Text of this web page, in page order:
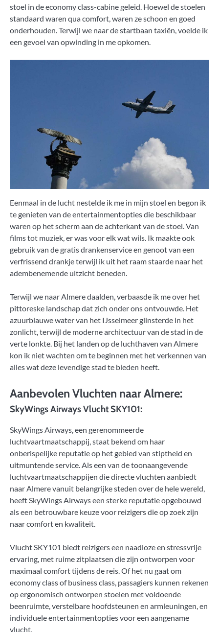
stoel in de economy class-cabine geleid. Hoewel de stoelen
standaard waren qua comfort, waren ze schoon en goed
onderhouden. Terwijl we naar de startbaan taxiën, voelde ik
een gevoel van opwinding in me opkomen.
Eenmaal in de lucht nestelde ik me in mijn stoel en begon ik
te genieten van de entertainmentopties die beschikbaar
waren op het scherm aan de achterkant van de stoel. Van
films tot muziek, er was voor elk wat wils. Ik maakte ook
gebruik van de gratis drankenservice en genoot van een
verfrissend drankje terwijl ik uit het raam staarde naar het
adembenemende uitzicht beneden.
Terwijl we naar Almere daalden, verbaasde ik me over het
pittoreske landschap dat zich onder ons ontvouwde. Het
azuurblauwe water van het IJsselmeer glinsterde in het
zonlicht, terwijl de moderne architectuur van de stad in de
verte lonkte. Bij het landen op de luchthaven van Almere
kon ik niet wachten om te beginnen met het verkennen van
alles wat deze levendige stad te bieden heeft.
Aanbevolen Vluchten naar Almere:
SkyWings Airways Vlucht SKY101:
SkyWings Airways, een gerenommeerde
luchtvaartmaatschappij, staat bekend om haar
onberispelijke reputatie op het gebied van stiptheid en
uitmuntende service. Als een van de toonaangevende
luchtvaartmaatschappijen die directe vluchten aanbiedt
naar Almere vanuit belangrijke steden over de hele wereld,
heeft SkyWings Airways een sterke reputatie opgebouwd
als een betrouwbare keuze voor reizigers die op zoek zijn
naar comfort en kwaliteit.
Vlucht SKY101 biedt reizigers een naadloze en stressvrije
ervaring, met ruime zitplaatsen die zijn ontworpen voor
maximaal comfort tijdens de reis. Of het nu gaat om
economy class of business class, passagiers kunnen rekenen
op ergonomisch ontworpen stoelen met voldoende
beenruimte, verstelbare hoofdsteunen en armleuningen, en
individuele entertainmentopties voor een aangename
vlucht.